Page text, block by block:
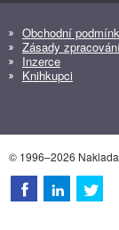
Obchodní
Zásady
Inzerce
Knihkupci
© 1996–2026